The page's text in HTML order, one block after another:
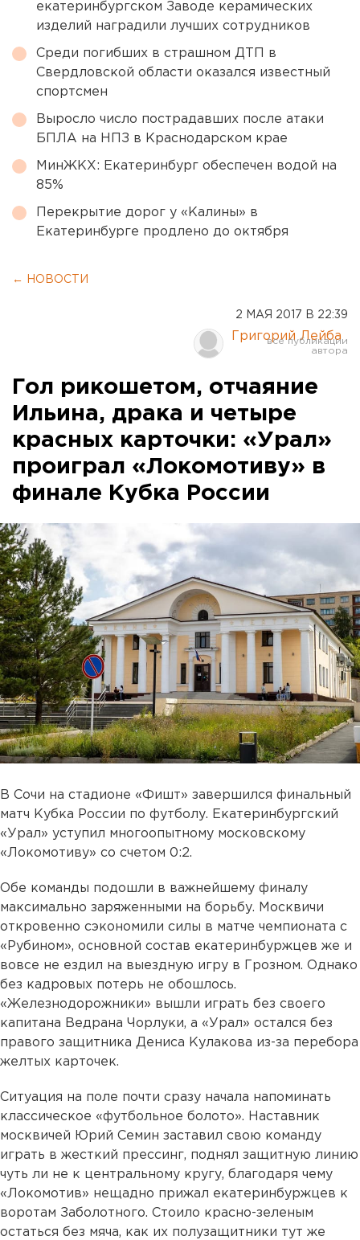
екатеринбургском Заводе керамических
изделий наградили лучших сотрудников
Среди погибших в страшном ДТП в
Свердловской области оказался известный
спортсмен
Выросло число пострадавших после атаки
БПЛА на НПЗ в Краснодарском крае
МинЖКХ: Екатеринбург обеспечен водой на
85%
Перекрытие дорог у «Калины» в
Екатеринбурге продлено до октября
← НОВОСТИ
2 МАЯ 2017 В 22:39
Григорий Лейба
Гол рикошетом, отчаяние
Ильина, драка и четыре
красных карточки: «Урал»
проиграл «Локомотиву» в
финале Кубка России
В Сочи на стадионе «Фишт» завершился финальный
матч Кубка России по футболу. Екатеринбургский
«Урал» уступил многоопытному московскому
«Локомотиву» со счетом 0:2.
Обе команды подошли в важнейшему финалу
максимально заряженными на борьбу. Москвичи
откровенно сэкономили силы в матче чемпионата с
«Рубином», основной состав екатеринбуржцев же и
вовсе не ездил на выездную игру в Грозном. Однако
без кадровых потерь не обошлось.
«Железнодорожники» вышли играть без своего
капитана Ведрана Чорлуки, а «Урал» остался без
правого защитника Дениса Кулакова из-за перебора
желтых карточек.
Ситуация на поле почти сразу начала напоминать
классическое «футбольное болото». Наставник
москвичей Юрий Семин заставил свою команду
играть в жесткий прессинг, поднял защитную линию
чуть ли не к центральному кругу, благодаря чему
«Локомотив» нещадно прижал екатеринбуржцев к
воротам Заболотного. Стоило красно-зеленым
остаться без мяча, как их полузащитники тут же